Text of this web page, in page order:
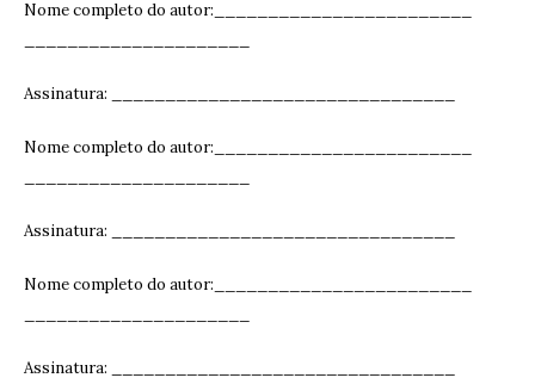
Nome completo do autor:________________________
Assinatura: ______________________________
Nome completo do autor:________________________
Assinatura: ______________________________
Nome completo do autor:________________________
Assinatura: ______________________________